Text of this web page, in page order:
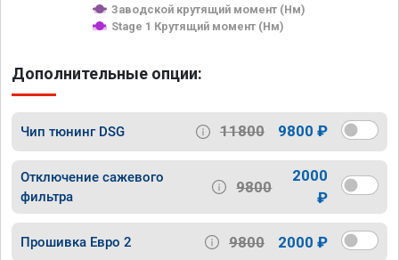
Заводской крутящий момент (Нм)
Stage 1 Крутящий момент (Нм)
Дополнительные опции:
Чип тюнинг DSG 11800 9800 ₽
Отключение сажевого
фильтра
9800
2000
₽
Прошивка Евро 2 9800 2000 ₽